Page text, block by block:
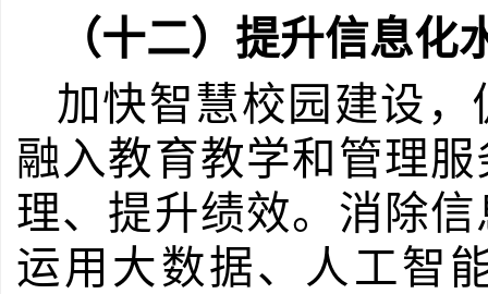
（十二）提升信息化
加快智慧校园建设
融入教育教学和管理
理、提升绩效。消除
运用大数据、人工智